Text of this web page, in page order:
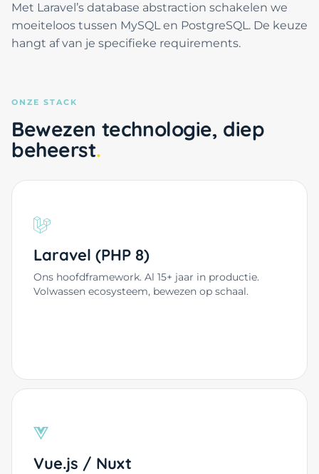
Met Laravel’s database abstraction schakelen we
moeiteloos tussen MySQL en PostgreSQL. De keuze
hangt af van je specifieke requirements.
ONZE STACK
Bewezen technologie, diep
beheerst
Laravel (PHP 8)
Ons hoofdframework. Al 15+ jaar in productie.
Volwassen ecosysteem, bewezen op schaal.
Vue.js / Nuxt